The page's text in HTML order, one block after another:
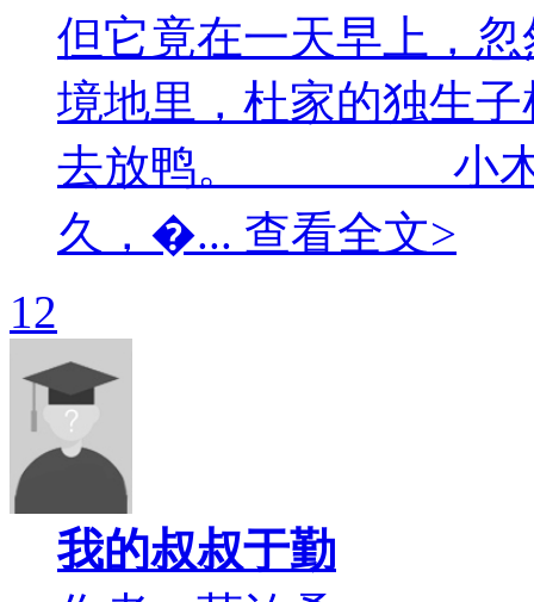
但它竟在一天早上，
境地里，杜家的独生
去放鸭。 小木船
久，�... 查看全文>
12
我的叔叔于勤